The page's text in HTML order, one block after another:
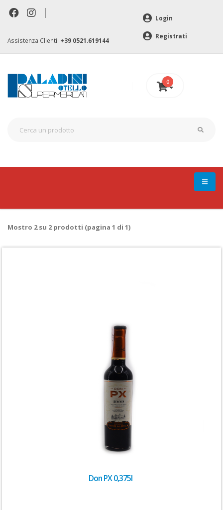
|
Assistenza Clienti: +39 0521.619144
Login
Registrati
0
Mostro 2su 2prodotti (pagina 1 di 1)
Don PX 0,375l